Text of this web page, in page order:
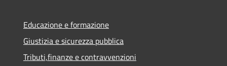
Educazione e formazione
Giustizia e sicurezza pubblica
Tributi,finanze e contravvenzioni